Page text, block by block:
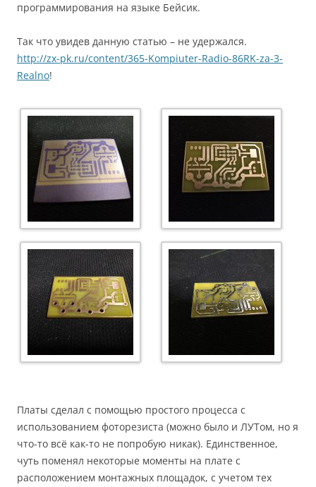
программирования на языке Бейсик.
Так что увидев данную статью – не удержался.
http://zx-pk.ru/content/365-Kompiuter-Radio-86RK-za-3-
Realno!
Платы сделал с помощью простого процесса с
использованием фоторезиста (можно было и ЛУТом, но я
что-то всё как-то не попробую никак). Единственное,
чуть поменял некоторые моменты на плате с
расположением монтажных площадок, с учетом тех